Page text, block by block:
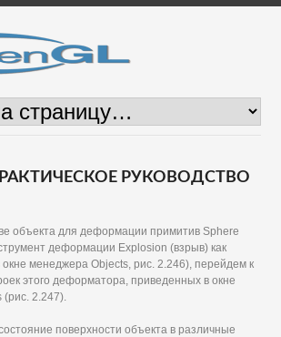
РУКОВОДСТВО
объекта для деформации примитив Sphere
деформации Explosion (взрыв) как
менеджера Objects, рис. 2.246), перейдем к
этого деформатора, приведенных в окне
(рис. 2.247).
поверхности объекта в различные